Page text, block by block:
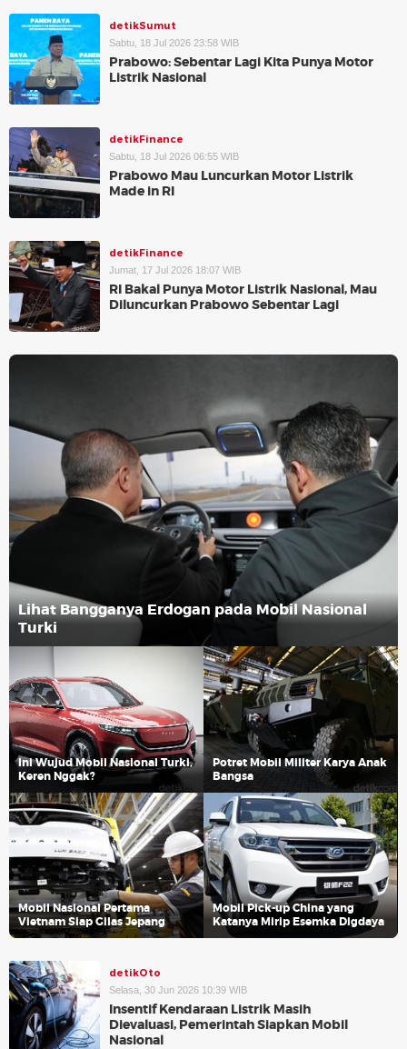
detikSumut
Sabtu, 18 Jul 2026 23:58 WIB
Prabowo: Sebentar Lagi Kita Punya Motor
Listrik Nasional
detikFinance
Sabtu, 18 Jul 2026 06:55 WIB
Prabowo Mau Luncurkan Motor Listrik
Made in RI
detikFinance
Jumat, 17 Jul 2026 18:07 WIB
RI Bakal Punya Motor Listrik Nasional, Mau
Diluncurkan Prabowo Sebentar Lagi
Lihat Bangganya Erdogan pada Mobil Nasional
Turki
Ini Wujud Mobil Nasional Turki,
Keren Nggak?
Potret Mobil Militer Karya Anak
Bangsa
Mobil Nasional Pertama
Vietnam Siap Gilas Jepang
Mobil Pick-up China yang
Katanya Mirip Esemka Digdaya
detikOto
Selasa, 30 Jun 2026 10:39 WIB
Insentif Kendaraan Listrik Masih
Dievaluasi, Pemerintah Siapkan Mobil
Nasional